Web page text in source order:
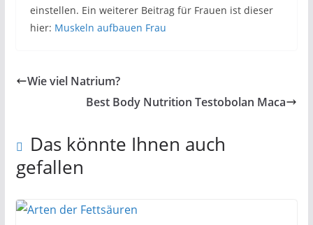
einstellen. Ein weiterer Beitrag für Frauen ist dieser
hier: Muskeln aufbauen Frau
Wie viel Natrium?
Best Body Nutrition Testobolan Maca
Das könnte Ihnen auch
gefallen